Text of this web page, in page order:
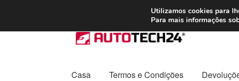
ENVIO a partir de 7
Ir
para
navegação
Saltar
para
conteúdo
Casa Termos e Condições
Utilizamos cookies para
Para mais informações